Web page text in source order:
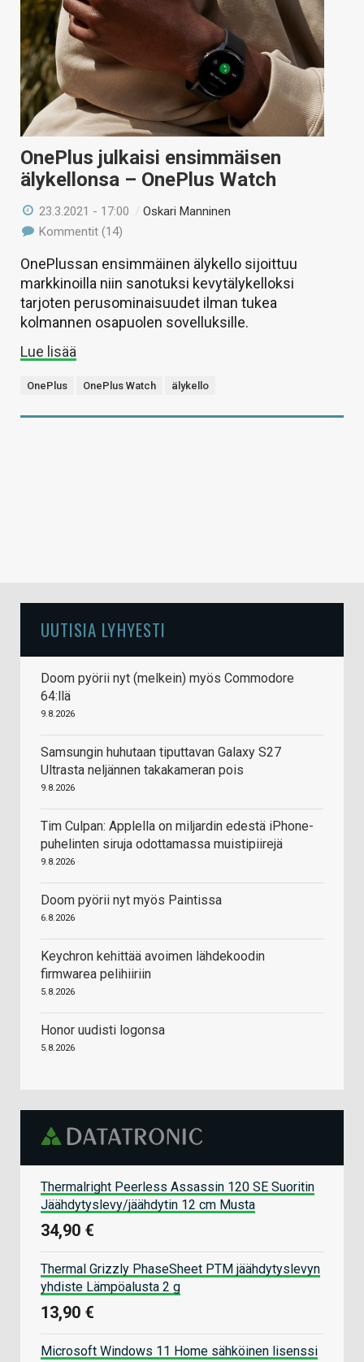
OnePlus julkaisi ensimmäisen
älykellonsa – OnePlus Watch
23.3.2021 - 17:00 /Oskari Manninen
Kommentit (14)
OnePlussan ensimmäinen älykello sijoittuu
markkinoilla niin sanotuksi kevytälykelloksi
tarjoten perusominaisuudet ilman tukea
kolmannen osapuolen sovelluksille.
Lue lisää
OnePlus OnePlus Watch älykello
UUTISIA LYHYESTI
Doom pyörii nyt (melkein) myös Commodore
64:llä
9.8.2026
Samsungin huhutaan tiputtavan Galaxy S27
Ultrasta neljännen takakameran pois
9.8.2026
Tim Culpan: Applella on miljardin edestä iPhone-
puhelinten siruja odottamassa muistipiirejä
9.8.2026
Doom pyörii nyt myös Paintissa
6.8.2026
Keychron kehittää avoimen lähdekoodin
firmwarea pelihiiriin
5.8.2026
Honor uudisti logonsa
5.8.2026
Thermalright Peerless Assassin 120 SE Suoritin
Jäähdytyslevy/jäähdytin 12 cm Musta
34,90 €
Thermal Grizzly PhaseSheet PTM jäähdytyslevyn
yhdiste Lämpöalusta 2 g
13,90 €
Microsoft Windows 11 Home sähköinen lisenssi